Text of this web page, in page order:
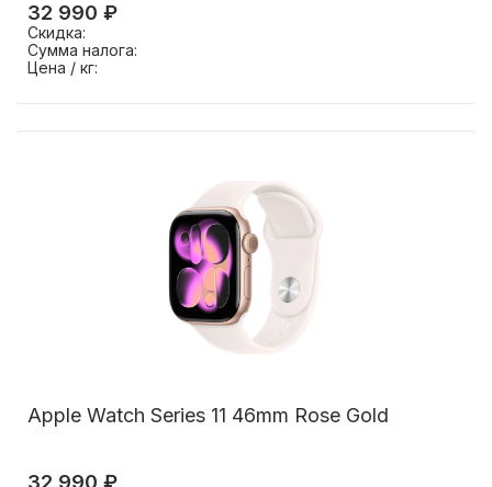
32 990 ₽
Скидка:
Сумма налога:
Цена / кг:
Apple Watch Series 11 46mm Rose Gold
32 990 ₽